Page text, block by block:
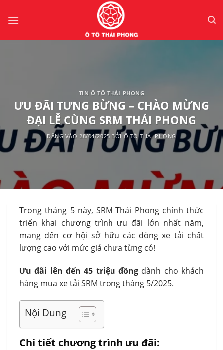
qua
dung
TIN Ô TÔ THÁI PHONG
ƯU ĐÃI TƯNG BỪNG – CHÀO MỪNG
ĐẠI LỄ CÙNG SRM THÁI PHONG
ĐĂNG VÀO28/04/2025 BỞI Ô TÔ THÁI PHONG
Trong tháng 5 này, SRM Thái Phong chính thức
triển khai chương trình ưu đãi lớn nhất năm,
mang đến cơ hội sở hữu các dòng xe tải chất
lượng cao với mức giá chưa từng có!
Ưu đãi lên đến 45 triệu đồng dành cho khách
hàng mua xe tải SRM trong tháng 5/2025.
Nội Dung
Chi tiết chương trình ưu đãi: